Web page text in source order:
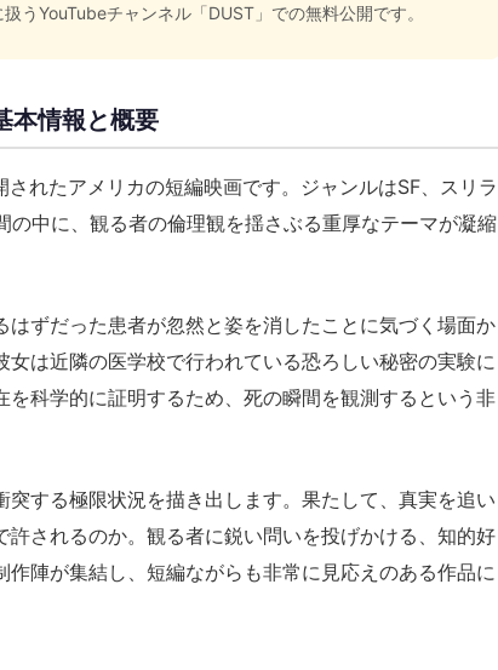
うYouTubeチャンネル「DUST」での無料公開です。
本情報と概要
れたアメリカの短編映画です。ジャンルはSF、スリラ
中に、観る者の倫理観を揺さぶる重厚なテーマが凝縮
ずだった患者が忽然と姿を消したことに気づく場面か
は近隣の医学校で行われている恐ろしい秘密の実験に
科学的に証明するため、死の瞬間を観測するという非
する極限状況を描き出します。果たして、真実を追い
されるのか。観る者に鋭い問いを投げかける、知的好
陣が集結し、短編ながらも非常に見応えのある作品に